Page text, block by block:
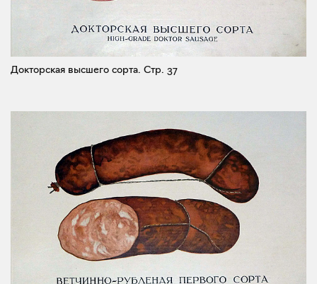
Докторская высшего сорта. Стр. 37